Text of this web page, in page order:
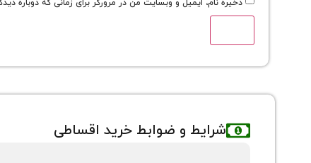
ذخیره نام، ایمیل و وبسایت من در مرورگر برای زمانی که دوباره
شرایط و ضوابط خرید اقساطی